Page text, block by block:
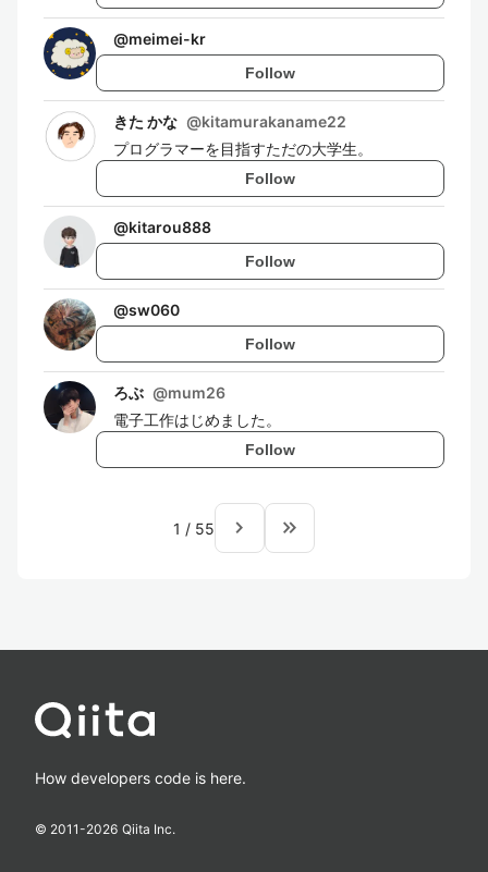
@meimei-kr
Follow
きた かな @kitamurakaname22
プログラマーを目指すただの大学生。
Follow
@kitarou888
Follow
@sw060
Follow
ろぶ @mum26
電子工作はじめました。
Follow
1 / 55 navigate_next keyboard_double_arrow_right
How developers code is here.
© 2011-2026 Qiita Inc.